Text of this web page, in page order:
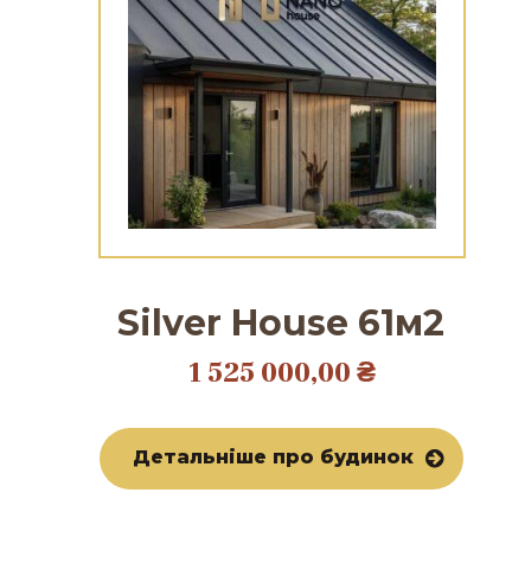
Silver House 61м2
1 525 000,00₴
Детальніше про будинок